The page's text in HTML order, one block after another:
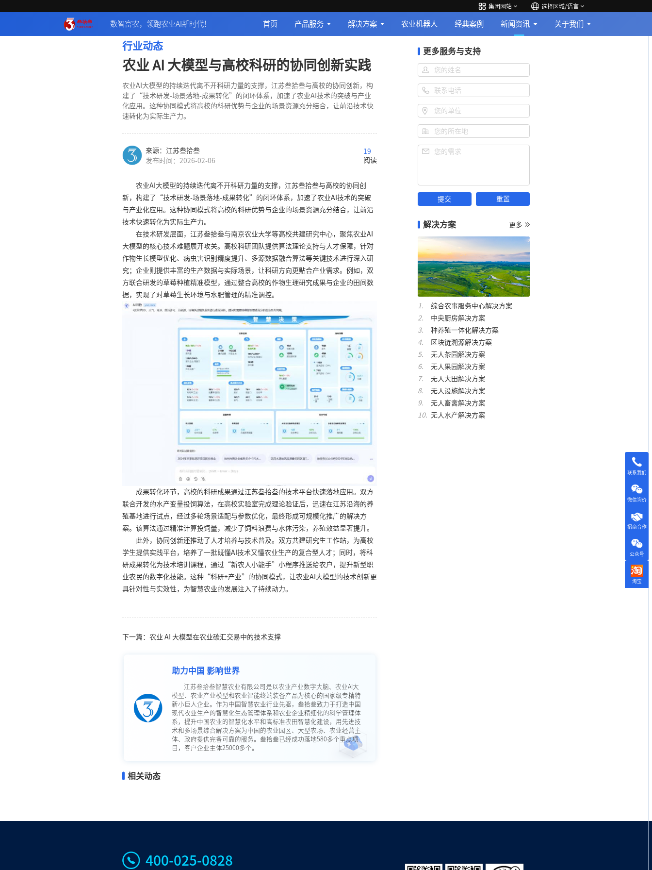
集团网站 选择区域/语言
数智富农，领跑农业AI新时代！ 首页 产品服务 解决方案 农业机器人 经典案例 新闻资讯 关于我们
行业动态
农业 AI 大模型与高校科研的协同创新实践
农业AI大模型的持续迭代离不开科研力量的支撑，江苏叁拾叁与高校的协同创新，构
建了“技术研发-场景落地-成果转化”的闭环体系，加速了农业AI技术的突破与产业
化应用。这种协同模式将高校的科研优势与企业的场景资源充分结合，让前沿技术快
速转化为实际生产力。
来源：江苏叁拾叁
发布时间：2026-02-06
19
阅读
农业AI大模型的持续迭代离不开科研力量的支撑，江苏叁拾叁与高校的协同创
新，构建了“技术研发-场景落地-成果转化”的闭环体系，加速了农业AI技术的突破
与产业化应用。这种协同模式将高校的科研优势与企业的场景资源充分结合，让前沿
技术快速转化为实际生产力。
在技术研发层面，江苏叁拾叁与南京农业大学等高校共建研究中心，聚焦农业AI
大模型的核心技术难题展开攻关。高校科研团队提供算法理论支持与人才保障，针对
作物生长模型优化、病虫害识别精度提升、多源数据融合算法等关键技术进行深入研
究；企业则提供丰富的生产数据与实际场景，让科研方向更贴合产业需求。例如，双
方联合研发的草莓种植精准模型，通过整合高校的作物生理研究成果与企业的田间数
据，实现了对草莓生长环境与水肥管理的精准调控。
成果转化环节，高校的科研成果通过江苏叁拾叁的技术平台快速落地应用。双方
联合开发的水产变量投饲算法，在高校实验室完成理论验证后，迅速在江苏沿海的养
殖基地进行试点，经过多轮场景适配与参数优化，最终形成可规模化推广的解决方
案。该算法通过精准计算投饲量，减少了饲料浪费与水体污染，养殖效益显著提升。
此外，协同创新还推动了人才培养与技术普及。双方共建研究生工作站，为高校
学生提供实践平台，培养了一批既懂AI技术又懂农业生产的复合型人才；同时，将科
研成果转化为技术培训课程，通过“新农人小能手”小程序推送给农户，提升新型职
业农民的数字化技能。这种“科研+产业”的协同模式，让农业AI大模型的技术创新更
具针对性与实效性，为智慧农业的发展注入了持续动力。
下一篇：农业 AI 大模型在农业碳汇交易中的技术支撑
助力中国 影响世界
江苏叁拾叁智慧农业有限公司是以农业产业数字大脑、农业AI大
模型、农业产业模型和农业智能终端装备产品为核心的国家级专精特
新小巨人企业。作为中国智慧农业行业先驱，叁拾叁致力于打造中国
现代农业生产的智慧化生态管理体系和农业企业精细化的科学管理体
系，提升中国农业的智慧化水平和高标准农田智慧化建设，用先进技
术和多场景综合解决方案为中国的农业园区、大型农场、农业经营主
体、政府提供完备可靠的服务。叁拾叁已经成功落地580多个重点项
目，客户企业主体25000多个。
相关动态
更多服务与支持
您的姓名
联系电话
您的单位
您的所在地
您的需求
解决方案 更多
综合农事服务中心解决方案
中央厨房解决方案
种养殖一体化解决方案
区块链溯源解决方案
无人茶园解决方案
无人果园解决方案
无人大田解决方案
无人设施解决方案
无人畜禽解决方案
无人水产解决方案
400-025-0828
联系我们
微信询价
招商合作
公众号
淘宝